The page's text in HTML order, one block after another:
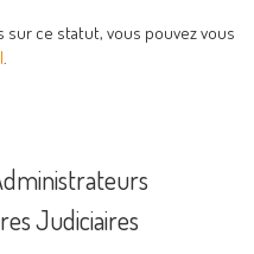
sur ce statut, vous pouvez vous
.
Judiciaires